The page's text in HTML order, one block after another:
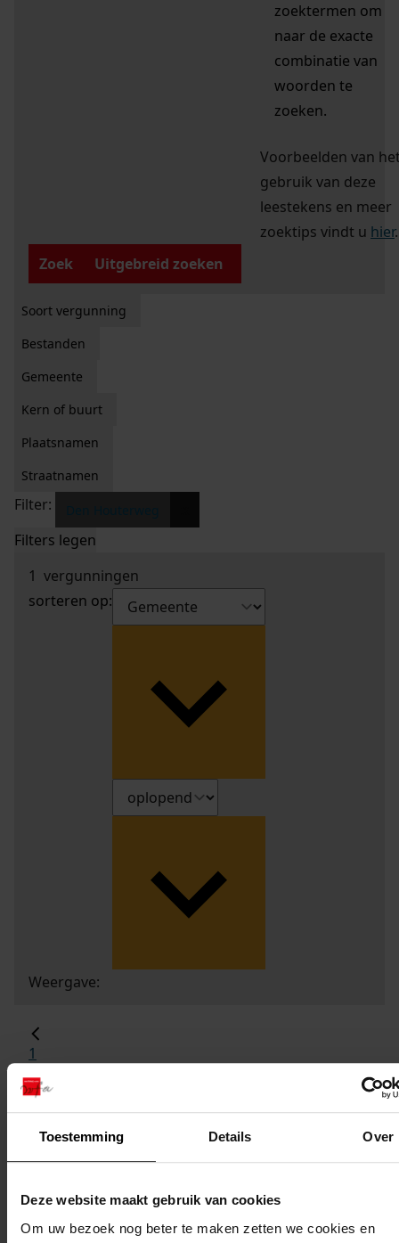
Toestemming Details Over
Deze website maakt gebruik van cookies
Om uw bezoek nog beter te maken zetten we cookies en
zoektermen om
naar de exacte
combinatie van
woorden te
zoeken.
Voorbeelden van
gebruik van deze
leestekens en meer
zoektips vindt u hier.
Zoek
Uitgebreid zoeken
Soort vergunning
Bestanden
Gemeente
Kern of buurt
Plaatsnamen
Straatnamen
Filter:
Filters legen
1 vergunningen
sorteren op:
Weergave:
1
...
2
6
...